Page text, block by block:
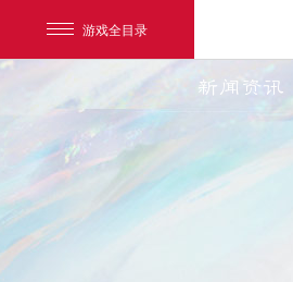
游戏全目录
新闻资讯